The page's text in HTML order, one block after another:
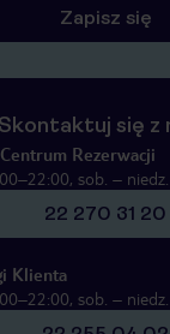
Zapisz się
Skontaktuj się z
Rezerwacji
sob. –
22 270 31 20
Klienta
sob. –